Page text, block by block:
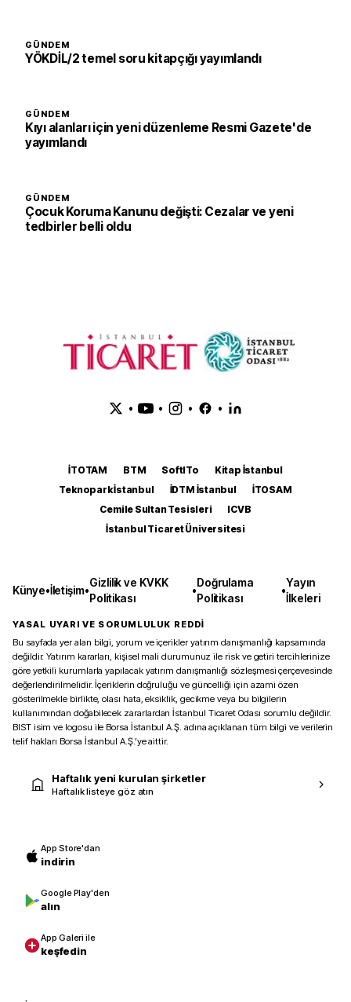
GÜNDEM
YÖKDİL/2 temel soru kitapçığı yayımlandı
GÜNDEM
Kıyı alanları için yeni düzenleme Resmi Gazete'de
yayımlandı
GÜNDEM
Çocuk Koruma Kanunu değişti: Cezalar ve yeni
tedbirler belli oldu
• • • •
İTOTAM BTM SoftITo
Kitap İstanbul
Teknopark İstanbul
İDTM İstanbul
İTOSAM
Cemile Sultan Tesisleri
ICVB
İstanbul Ticaret Üniversitesi
Künye•İletişim•
Gizlilik ve KVKK
Politikası
•
Doğrulama
Politikası
•
Yayın
İlkeleri
YASAL UYARI VE SORUMLULUK REDDİ
Bu sayfada yer alan bilgi, yorum ve içerikler yatırım danışmanlığı kapsamında
değildir. Yatırım kararları, kişisel mali durumunuz ile risk ve getiri tercihlerinize
göre yetkili kurumlarla yapılacak yatırım danışmanlığı sözleşmesi çerçevesinde
değerlendirilmelidir. İçeriklerin doğruluğu ve güncelliği için azami özen
gösterilmekle birlikte, olası hata, eksiklik, gecikme veya bu bilgilerin
kullanımından doğabilecek zararlardan İstanbul Ticaret Odası sorumlu değildir.
BIST isim ve logosu ile Borsa İstanbul A.Ş. adına açıklanan tüm bilgi ve verilerin
telif hakları Borsa İstanbul A.Ş.’ye aittir.
Haftalık yeni kurulan şirketler
Haftalık listeye göz atın
App Store'dan
indirin
Google Play'den
alın
App Galeri ile
keşfedin